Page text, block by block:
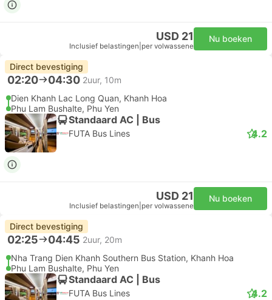
USD 21
Inclusief belastingen per volwassene
Nu boeken
Direct bevestiging
02:20 04:30 2uur, 10m
Dien Khanh Lac Long Quan, Khanh Hoa
Phu Lam Bushalte, Phu Yen
Standaard AC | Bus
FUTA Bus Lines 4.2
USD 21
Inclusief belastingen per volwassene
Nu boeken
Direct bevestiging
02:25 04:45 2uur, 20m
Nha Trang Dien Khanh Southern Bus Station, Khanh Hoa
Phu Lam Bushalte, Phu Yen
Standaard AC | Bus
FUTA Bus Lines 4.2